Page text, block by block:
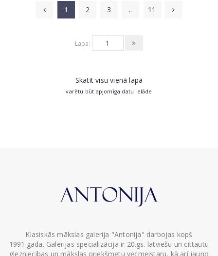
1 2 3 .. 11
Lapa:
Skatīt visu vienā lapā
varētu būt apjomīga datu ielāde
Klasiskās mākslas galerija "Antonija" darbojas kopš
1991.gada. Galerijas specializācija ir 20.gs. latviešu un cittautu
glezniecības un mākslas priekšmetu vecmeistaru, kā arī jauno